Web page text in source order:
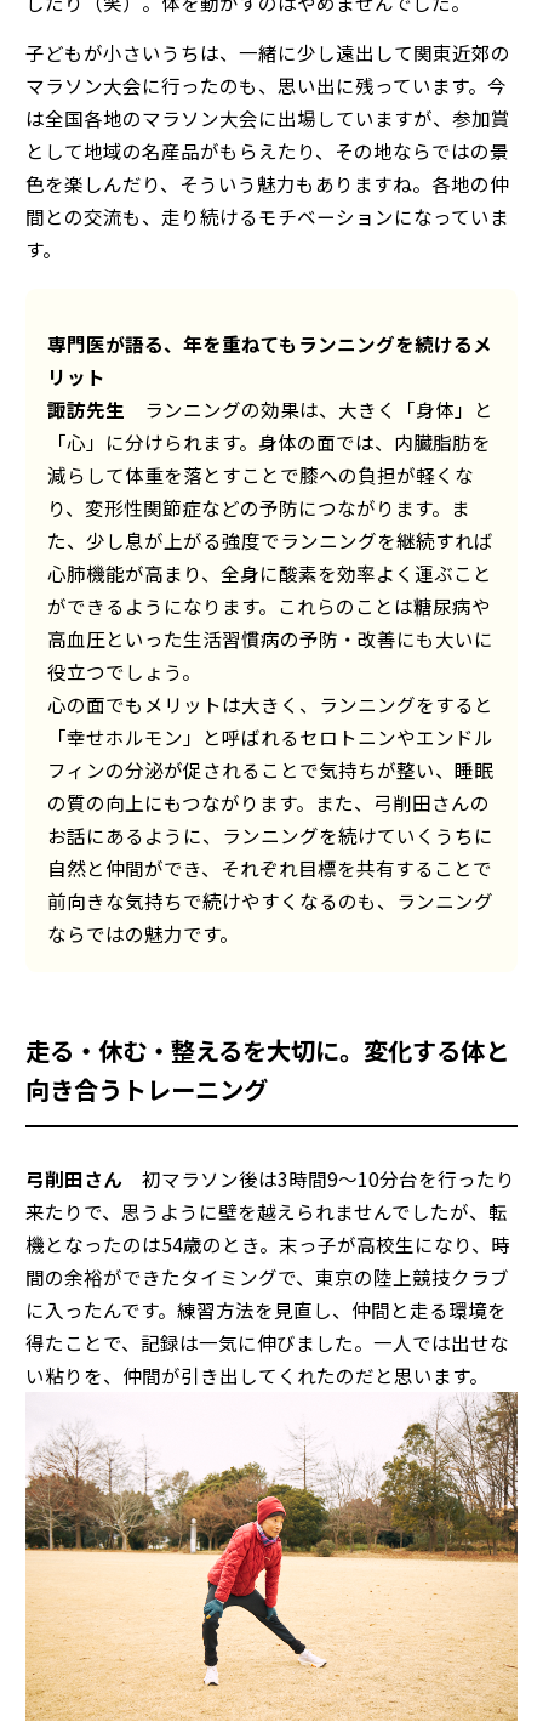
子どもが小さいうちは、一緒に少し遠出して関東近郊の
マラソン大会に行ったのも、思い出に残っています。今
は全国各地のマラソン大会に出場していますが、参加賞
として地域の名産品がもらえたり、その地ならではの景
色を楽しんだり、そういう魅力もありますね。各地の仲
間との交流も、走り続けるモチベーションになっていま
す。
専門医が語る、年を重ねてもランニングを続けるメ
リット
諏訪先生 ランニングの効果は、大きく「身体」と
「心」に分けられます。身体の面では、内臓脂肪を
減らして体重を落とすことで膝への負担が軽くな
り、変形性関節症などの予防につながります。ま
た、少し息が上がる強度でランニングを継続すれば
心肺機能が高まり、全身に酸素を効率よく運ぶこと
ができるようになります。これらのことは糖尿病や
高血圧といった生活習慣病の予防・改善にも大いに
役立つでしょう。
心の面でもメリットは大きく、ランニングをすると
「幸せホルモン」と呼ばれるセロトニンやエンドル
フィンの分泌が促されることで気持ちが整い、睡眠
の質の向上にもつながります。また、弓削田さんの
お話にあるように、ランニングを続けていくうちに
自然と仲間ができ、それぞれ目標を共有することで
前向きな気持ちで続けやすくなるのも、ランニング
ならではの魅力です。
走る・休む・整えるを大切に。変化する体と
向き合うトレーニング
弓削田さん初マラソン後は3時間9〜10分台を行ったり
来たりで、思うように壁を越えられませんでしたが、転
機となったのは54歳のとき。末っ子が高校生になり、時
間の余裕ができたタイミングで、東京の陸上競技クラブ
に入ったんです。練習方法を見直し、仲間と走る環境を
得たことで、記録は一気に伸びました。一人では出せな
い粘りを、仲間が引き出してくれたのだと思います。